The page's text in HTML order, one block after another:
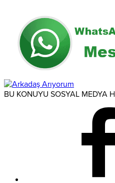
BU KONUYU SOSYAL MEDYA